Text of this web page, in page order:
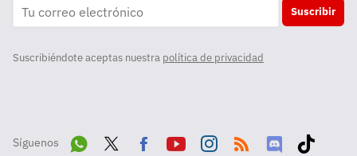
Suscribir
Suscribiéndote aceptas nuestra política de privacidad
Síguenos